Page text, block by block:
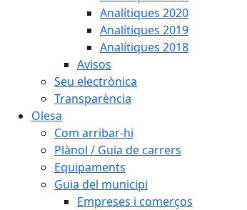
Analítiques 2020
Analítiques 2019
Analítiques 2018
Avisos
Seu electrònica
Transparència
Olesa
Com arribar-hi
Plànol / Guia de carrers
Equipaments
Guia del municipi
Empreses i comerços